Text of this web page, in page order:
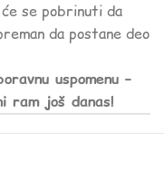
se pobrinuti da
da postane deo
uspomenu –
ram još danas!